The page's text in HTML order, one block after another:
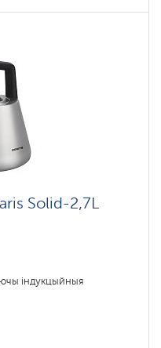
Solid-2,7L
індукцыйныя